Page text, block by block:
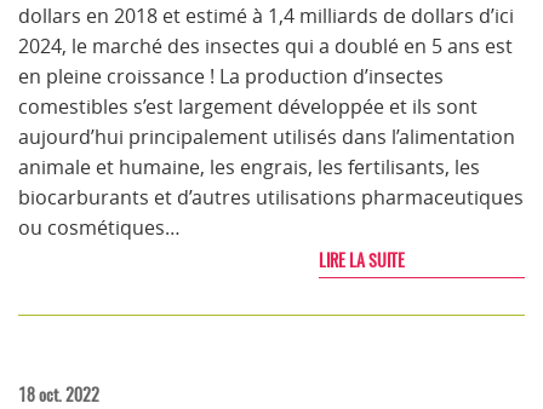
dollars en 2018 et estimé à 1,4 milliards de dollars d’ici
2024, le marché des insectes qui a doublé en 5 ans est
en pleine croissance ! La production d’insectes
comestibles s’est largement développée et ils sont
aujourd’hui principalement utilisés dans l’alimentation
animale et humaine, les engrais, les fertilisants, les
biocarburants et d’autres utilisations pharmaceutiques
ou cosmétiques…
LIRE LA SUITE
18 oct. 2022